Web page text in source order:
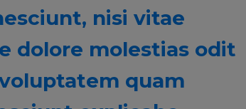
nisi vitae
dolore molestias odit
quam